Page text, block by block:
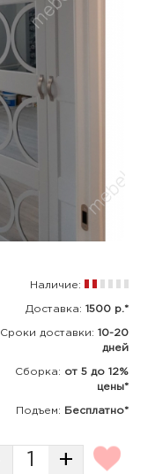
Наличие:
Доставка: 1500 р.*
Сроки доставки: 10-20
дней
Сборка: от 5 до 12%
цены*
Подъем: Бесплатно*
+